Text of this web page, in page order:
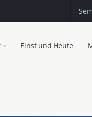
Einst und Heute